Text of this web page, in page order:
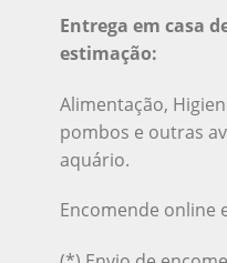
Entrega em casa
estimação:
Alimentação,
pombos e outras
aquário.
Encomende online